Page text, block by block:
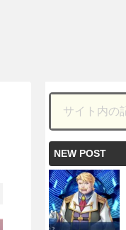
NEW POST